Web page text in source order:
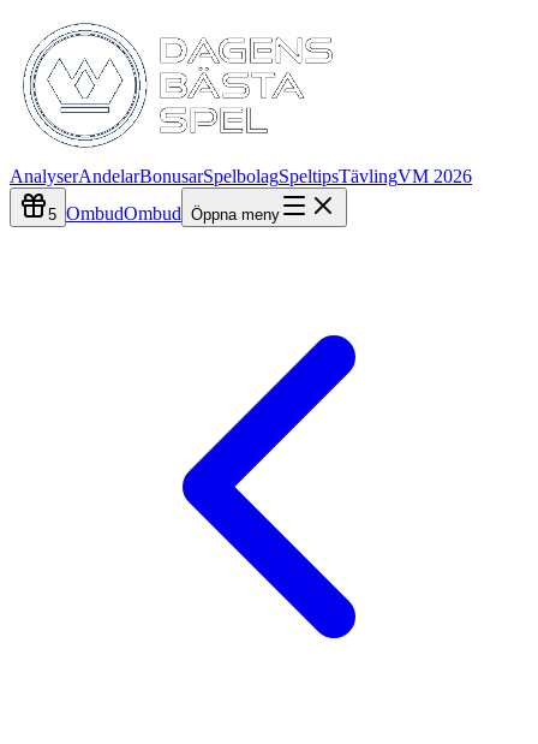
AnalyserAndelarBonusarSpelbolagSpeltipsTävlingVM 2026
5 OmbudOmbud Öppna meny